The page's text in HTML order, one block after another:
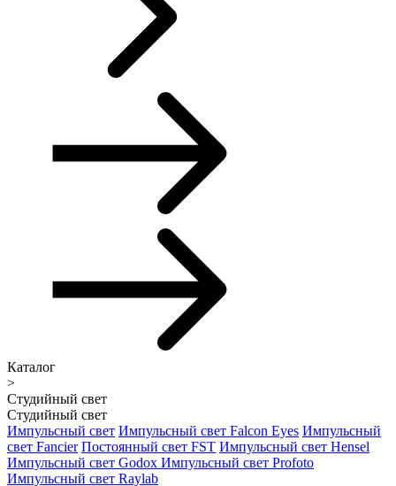
Каталог
>
Студийный свет
Студийный свет
Импульсный свет Импульсный свет Falcon Eyes Импульсный
свет Fancier Постоянный свет FST Импульсный свет Hensel
Импульсный свет Godox Импульсный свет Profoto
Импульсный свет Raylab